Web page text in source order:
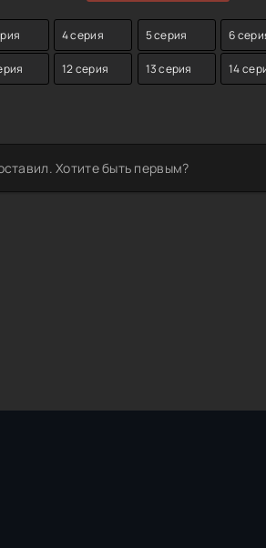
4 серия 5 серия 6
12 серия 13 серия 14
Хотите быть первым?